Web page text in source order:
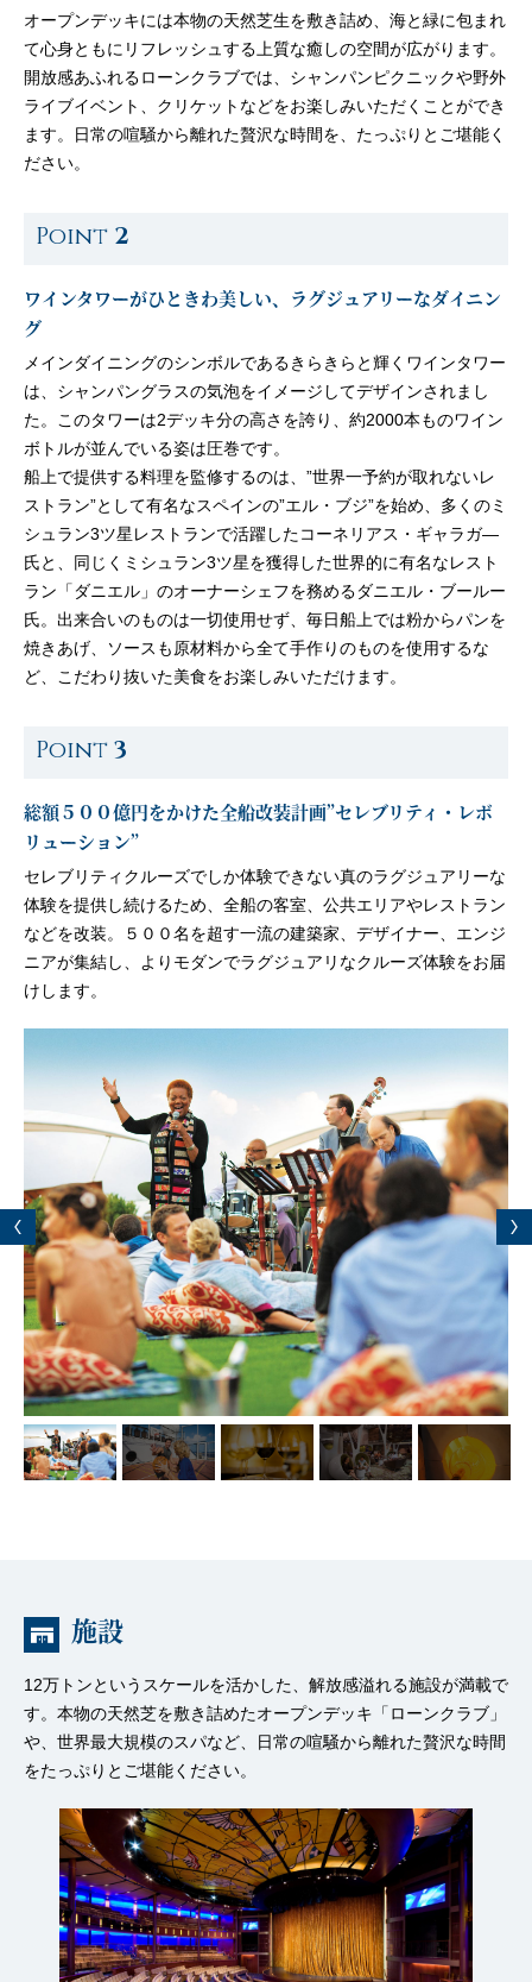
オープンデッキには本物の天然芝生を敷き詰め、海と緑に包まれ
て心身ともにリフレッシュする上質な癒しの空間が広がります。
開放感あふれるローンクラブでは、シャンパンピクニックや野外
ライブイベント、クリケットなどをお楽しみいただくことができ
ます。日常の喧騒から離れた贅沢な時間を、たっぷりとご堪能く
ださい。
Point 2
ワインタワーがひときわ美しい、ラグジュアリーなダイニン
グ
メインダイニングのシンボルであるきらきらと輝くワインタワー
は、シャンパングラスの気泡をイメージしてデザインされまし
た。このタワーは2デッキ分の高さを誇り、約2000本ものワイン
ボトルが並んでいる姿は圧巻です。
船上で提供する料理を監修するのは、”世界一予約が取れないレ
ストラン”として有名なスペインの”エル・ブジ”を始め、多くのミ
シュラン3ツ星レストランで活躍したコーネリアス・ギャラガ—
氏と、同じくミシュラン3ツ星を獲得した世界的に有名なレスト
ラン「ダニエル」のオーナーシェフを務めるダニエル・ブールー
氏。出来合いのものは一切使用せず、毎日船上では粉からパンを
焼きあげ、ソースも原材料から全て手作りのものを使用するな
ど、こだわり抜いた美食をお楽しみいただけます。
Point3
総額５００億円をかけた全船改装計画”セレブリティ・レボ
リューション”
セレブリティクルーズでしか体験できない真のラグジュアリーな
体験を提供し続けるため、全船の客室、公共エリアやレストラン
などを改装。５００名を超す一流の建築家、デザイナー、エンジ
ニアが集結し、よりモダンでラグジュアリなクルーズ体験をお届
けします。
施設
12万トンというスケールを活かした、解放感溢れる施設が満載で
す。本物の天然芝を敷き詰めたオープンデッキ「ローンクラブ」
や、世界最大規模のスパなど、日常の喧騒から離れた贅沢な時間
をたっぷりとご堪能ください。